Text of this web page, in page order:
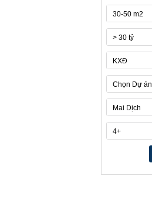
30-50 m2
> 30 tỷ
KXĐ
Chọn Dự án
Mai Dịch
4+